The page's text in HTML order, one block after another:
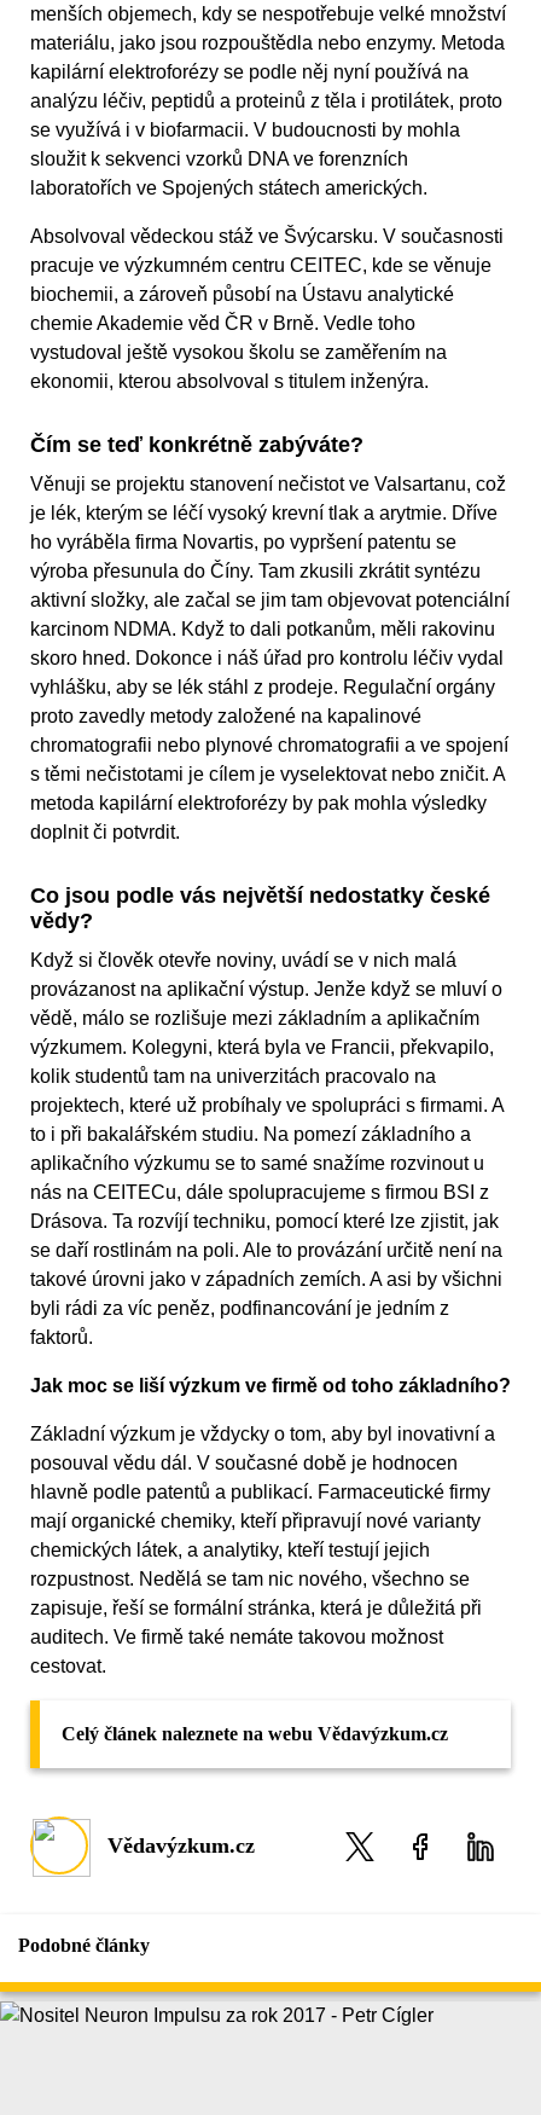
menších objemech, kdy se nespotřebuje velké množství
materiálu, jako jsou rozpouštědla nebo enzymy. Metoda
kapilární elektroforézy se podle něj nyní používá na
analýzu léčiv, peptidů a proteinů z těla i protilátek, proto
se využívá i v biofarmacii. V budoucnosti by mohla
sloužit k sekvenci vzorků DNA ve forenzních
laboratořích ve Spojených státech amerických.
Absolvoval vědeckou stáž ve Švýcarsku. V současnosti
pracuje ve výzkumném centru CEITEC, kde se věnuje
biochemii, a zároveň působí na Ústavu analytické
chemie Akademie věd ČR v Brně. Vedle toho
vystudoval ještě vysokou školu se zaměřením na
ekonomii, kterou absolvoval s titulem inženýra.
Čím se teď konkrétně zabýváte?
Věnuji se projektu stanovení nečistot ve Valsartanu, což
je lék, kterým se léčí vysoký krevní tlak a arytmie. Dříve
ho vyráběla firma Novartis, po vypršení patentu se
výroba přesunula do Číny. Tam zkusili zkrátit syntézu
aktivní složky, ale začal se jim tam objevovat potenciální
karcinom NDMA. Když to dali potkanům, měli rakovinu
skoro hned. Dokonce i náš úřad pro kontrolu léčiv vydal
vyhlášku, aby se lék stáhl z prodeje. Regulační orgány
proto zavedly metody založené na kapalinové
chromatografii nebo plynové chromatografii a ve spojení
s těmi nečistotami je cílem je vyselektovat nebo zničit. A
metoda kapilární elektroforézy by pak mohla výsledky
doplnit či potvrdit.
Co jsou podle vás největší nedostatky české
vědy?
Když si člověk otevře noviny, uvádí se v nich malá
provázanost na aplikační výstup. Jenže když se mluví o
vědě, málo se rozlišuje mezi základním a aplikačním
výzkumem. Kolegyni, která byla ve Francii, překvapilo,
kolik studentů tam na univerzitách pracovalo na
projektech, které už probíhaly ve spolupráci s firmami. A
to i při bakalářském studiu. Na pomezí základního a
aplikačního výzkumu se to samé snažíme rozvinout u
nás na CEITECu, dále spolupracujeme s firmou BSI z
Drásova. Ta rozvíjí techniku, pomocí které lze zjistit, jak
se daří rostlinám na poli. Ale to provázání určitě není na
takové úrovni jako v západních zemích. A asi by všichni
byli rádi za víc peněz, podfinancování je jedním z
faktorů.
Jak moc se liší výzkum ve firmě od toho základního?
Základní výzkum je vždycky o tom, aby byl inovativní a
posouval vědu dál. V současné době je hodnocen
hlavně podle patentů a publikací. Farmaceutické firmy
mají organické chemiky, kteří připravují nové varianty
chemických látek, a analytiky, kteří testují jejich
rozpustnost. Nedělá se tam nic nového, všechno se
zapisuje, řeší se formální stránka, která je důležitá při
auditech. Ve firmě také nemáte takovou možnost
cestovat.
Celý článek naleznete na webu Vědavýzkum.cz
Vědavýzkum.cz
Podobné články